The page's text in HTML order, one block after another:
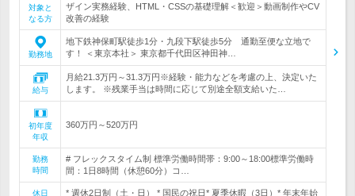
対象と
なる方
ザイン実務経験、HTML・CSSの基礎理解＜歓迎＞動画制作やCV
改善の経験
勤務地
地下鉄神保町駅徒歩1分・九段下駅徒歩5分 通勤至便な立地で
す！ ＜東京本社＞ 東京都千代田区神田神…
給与
月給21.3万円～31.3万円※経験・能力などを考慮の上、決定いた
します。 ※残業手当は時間に応じて別途全額支給いた…
初年度
年収
360万円～520万円
勤務
時間
# フレックスタイム制 標準労働時間帯：9:00～18:00標準労働時
間：1日8時間（休憩60分）コ…
休日
* 週休2日制（土・日） * 国民の祝日* 夏季休暇（3日）* 年末年始